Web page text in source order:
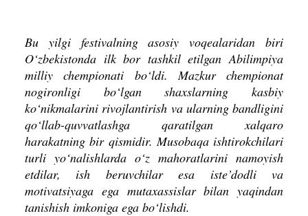
Bu yilgi festivalning asosiy voqealaridan biri
O‘zbekistonda ilk bor tashkil etilgan Abilimpiya
milliy chempionati bo‘ldi. Mazkur chempionat
nogironligi bo‘lgan shaxslarning kasbiy
ko‘nikmalarini rivojlantirish va ularning bandligini
qo‘llab-quvvatlashga qaratilgan xalqaro
harakatning bir qismidir. Musobaqa ishtirokchilari
turli yo‘nalishlarda o‘z mahoratlarini namoyish
etdilar, ish beruvchilar esa iste’dodli va
motivatsiyaga ega mutaxassislar bilan yaqindan
tanishish imkoniga ega bo‘lishdi.